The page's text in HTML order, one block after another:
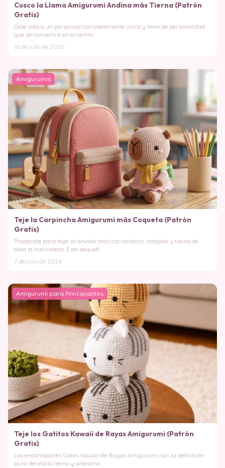
Cusco la Llama Amigurumi Andina más Tierna (Patrón
Gratis)
Dale vida a un personaje completamente único y lleno de personalidad
que se convertirá en el centro
16 de julio de 2026
Amigurumis
Teje la Carpincha Amigurumi más Coqueta (Patrón
Gratis)
Prepárate para tejer al animal más carismático, relajado y tierno de
toda la naturaleza. Este pequeñ
7 de julio de 2026
Amigurumi para Principiantes
Teje los Gatitos Kawaii de Rayas Amigurumi (Patrón
Gratis)
Los encantadores Gatos Kawaii de Rayas Amigurumi son la definición
pura del estilo tierno y artesana